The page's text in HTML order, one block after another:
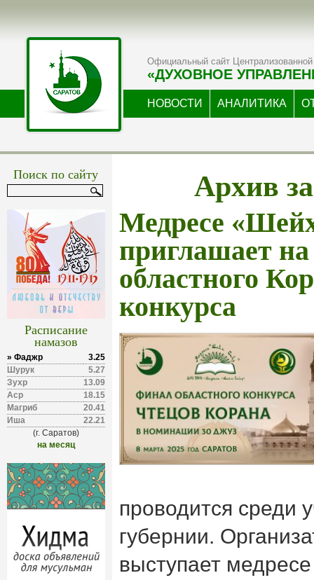
Официальный сайт Централизованной
«ДУХОВНОЕ
НОВОСТИ АНАЛИТИКА
Поиск по сайту
Расписание
намазов
» Фаджр
3.25
Шурук
5.27
Зухр
13.09
Аср
18.15
Магриб
20.41
Иша
22.21
(г. Саратов)
на месяц
Архив
Медресе
приглашает
областного
конкурса
проводится среди
губернии.
выступает